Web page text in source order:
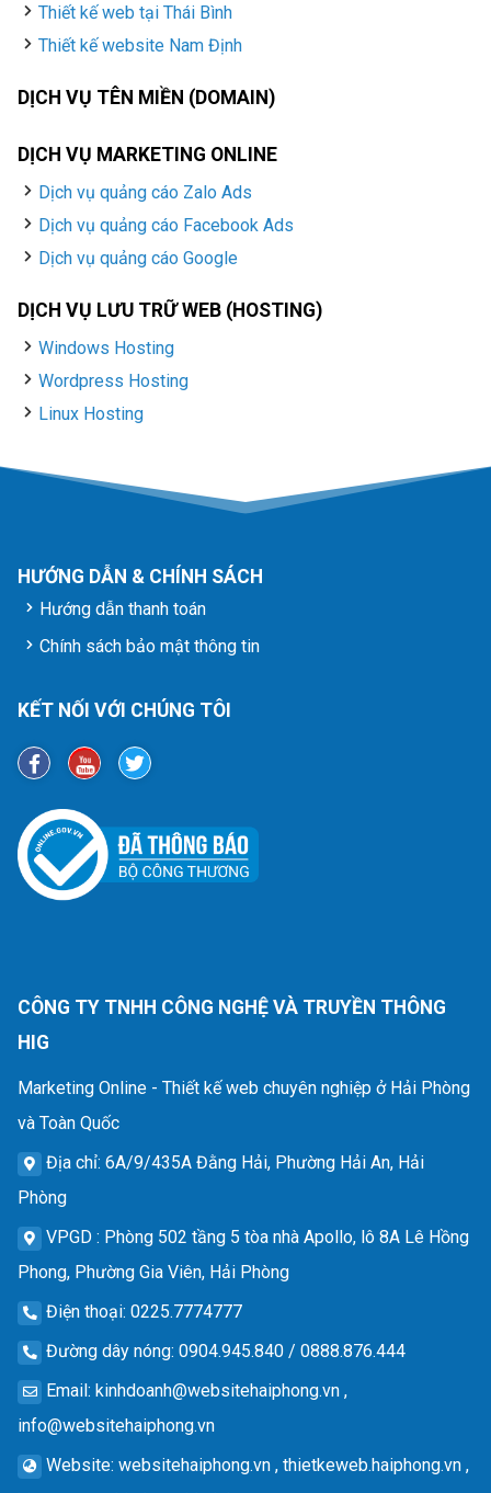
Thiết kế web tại Thái Bình
Thiết kế website Nam Định
DỊCH VỤ TÊN MIỀN (DOMAIN)
DỊCH VỤ MARKETING ONLINE
Dịch vụ quảng cáo Zalo Ads
Dịch vụ quảng cáo Facebook Ads
Dịch vụ quảng cáo Google
DỊCH VỤ LƯU TRỮ WEB (HOSTING)
Windows Hosting
Wordpress Hosting
Linux Hosting
HƯỚNG DẪN & CHÍNH SÁCH
Hướng dẫn thanh toán
Chính sách bảo mật thông tin
KẾT NỐI VỚI CHÚNG TÔI
CÔNG TY TNHH CÔNG NGHỆ VÀ TRUYỀN THÔNG
HIG
Marketing Online - Thiết kế web chuyên nghiệp ở Hải Phòng
và Toàn Quốc
Địa chỉ: 6A/9/435A Đằng Hải, Phường Hải An, Hải
Phòng
VPGD : Phòng 502 tầng 5 tòa nhà Apollo, lô 8A Lê Hồng
Phong, Phường Gia Viên, Hải Phòng
Điện thoại: 0225.7774777
Đường dây nóng: 0904.945.840 / 0888.876.444
Email : kinhdoanh@websitehaiphong.vn ,
info@websitehaiphong.vn
Website: websitehaiphong.vn , thietkeweb.haiphong.vn ,